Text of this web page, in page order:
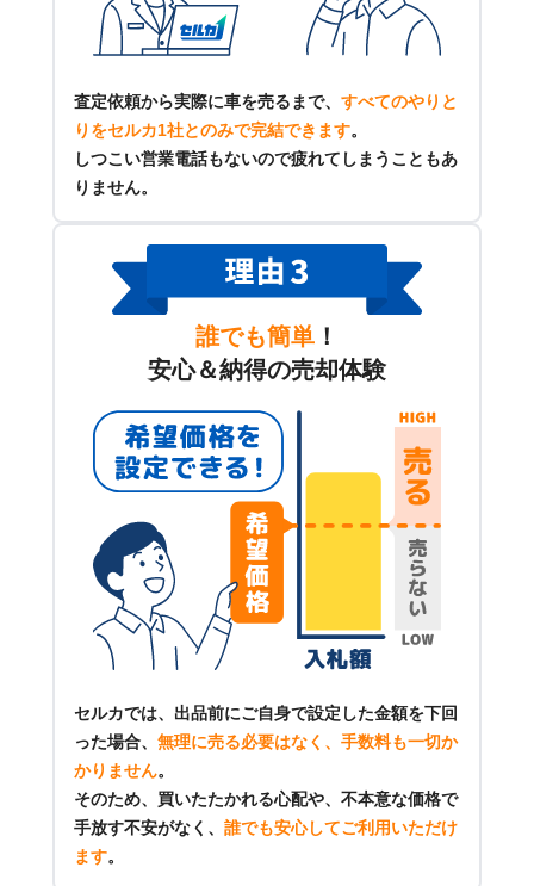
査定依頼から実際に車を売るまで、 すべてのやりと
りをセルカ1社とのみで完結できます。
しつこい営業電話もないので疲れてしまうこともあ
りません。
誰でも簡単 ！
安心＆納得の売却体験
セルカでは、出品前にご自身で設定した金額を下回
った場合、 無理に売る必要はなく、手数料も一切か
かりません。
そのため、買いたたかれる心配や、不本意な価格で
手放す不安がなく、 誰でも安心してご利用いただけ
ます。